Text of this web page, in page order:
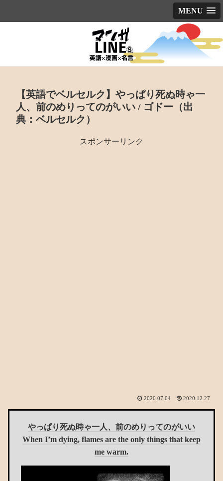
MENU
【英語でベルセルク】やっぱり死ぬ時ゃ一
人、前のめりってのがいい / ゴドー（出
典：ベルセルク）
スポンサーリンク
2020.07.04 2020.12.27
やっぱり死ぬ時ゃ一人、前のめりってのがいい
When I’m dying, flames are the only things that keep
me warm.